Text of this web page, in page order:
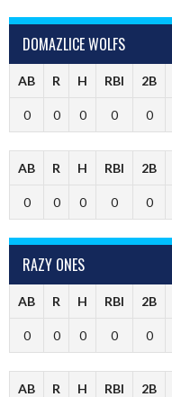
DOMAZLICE WOLFS
AB R H RBI 2B
0 0 0 0 0
AB R H RBI 2B
0 0 0 0 0
RAZY ONES
AB R H RBI 2B
0 0 0 0 0
AB R H RBI 2B